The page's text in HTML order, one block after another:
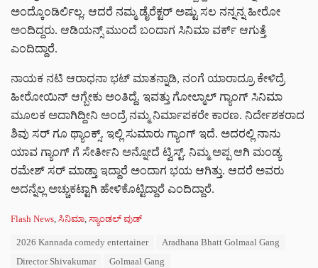
ಅಂದ್ಕೊಂಡಿರ್ಲಿಲ್ಲ. ಆದರೆ ನಮ್ಮ ಡೈರೆಕ್ಟರ್ ಅಷ್ಟು ಸಲ ನನ್ನನ್ನ ಹೀರೋ
ಅಂದಿದ್ದರು. ಆಡಿಯನ್ಸ್ ಮುಂದೆ ಬಂದಾಗ ಸಿನಿಮಾ ವರ್ಕ್ ಆಗುತ್ತೆ
ಎಂದಿದ್ದಾರೆ.
ನಾಯಕ ನಟಿ ಆರಾಧನಾ ಭಟ್ ಮಾತನ್ನಾಡಿ, ನಂಗೆ ಯಾರಾದ್ರೂ ಕೇಳಿದ್ರೆ
ಹೀರೋಯಿನ್ ಆಗ್ಬೇಕು ಅಂತಿದ್ದೆ. ಇವತ್ತು ಗೋಲ್ಮಾಲ್ ಗ್ಯಾಂಗ್ ಸಿನಿಮಾ
ಮೂಲಕ ಅದಾಗಿದ್ದೀನಿ ಅಂದ್ರೆ ನಮ್ಮ ನಿರ್ಮಾಪಕರೇ ಕಾರಣ. ನಿರ್ದೇಶಕರಾದ
ಶಿವು ಸರ್ ಗೂ ಥ್ಯಾಂಕ್ಸ್. ಇಲ್ಲಿ ಸುಮಾರು ಗ್ಯಾಂಗ್ ಇದೆ. ಅದರಲ್ಲಿ ನಾನು
ಯಾವ ಗ್ಯಾಂಗ್ ಗೆ ಸೇರ್ತೀನಿ ಅನ್ನೋದೆ ಟ್ವಿಸ್ಟ್. ನಿಮ್ಮ ಅಪ್ಪ ಆಗಿ ಮಂಡ್ಯ
ರಮೇಶ್ ಸರ್ ಮಾಡ್ತಾ ಇದ್ದಾರೆ ಅಂದಾಗ ಭಯ ಆಗಿತ್ತು. ಆದರೆ ಅವರು
ಅದನ್ನೆಲ್ಲ ಅಚ್ಚುಕಟ್ಟಾಗಿ ಹೇಳಿಕೊಟ್ಟಿದ್ದಾರೆ ಎಂದಿದ್ದಾರೆ.
C
Flash News ಸಿನಿಮಾ ಸ್ಯಾಂಡಲ್ ವುಡ್
2026 Kannada comedy entertainer
Aradhana Bhatt Golmaal Gang
Director Shivakumar
Golmaal Gang